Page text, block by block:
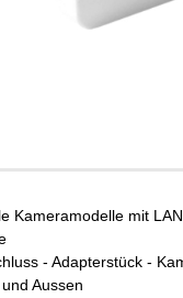
Kameramodelle mit
- Adapterstück -
Aussen